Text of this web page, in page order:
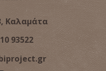
~4.6Km
Καλαμάτα
93522